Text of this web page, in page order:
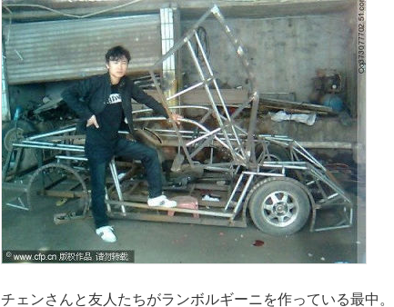
チェンさんと友人たちがランボルギーニを作っている最中。